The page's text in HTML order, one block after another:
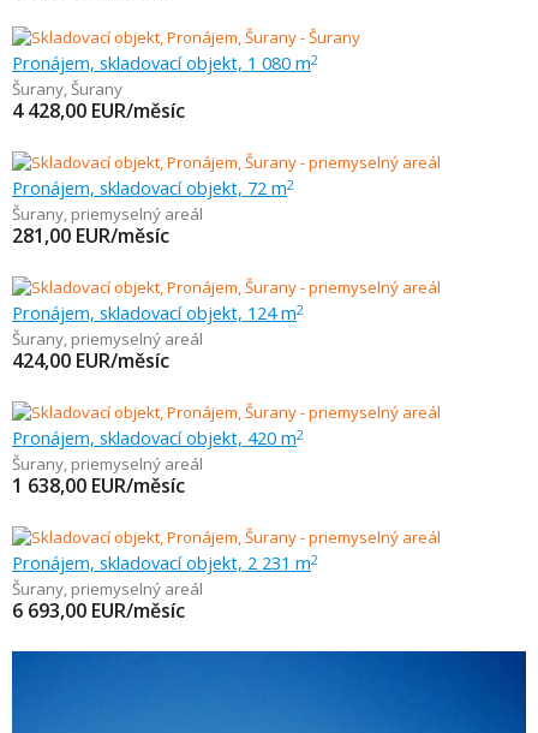
Pronájem, skladovací objekt, 1 080 m2
Šurany,Šurany
4 428,00 EUR/měsíc
Pronájem, skladovací objekt, 72 m2
Šurany, priemyselný areál
281,00 EUR/měsíc
Pronájem, skladovací objekt, 124 m2
Šurany, priemyselný areál
424,00 EUR/měsíc
Pronájem, skladovací objekt, 420 m2
Šurany, priemyselný areál
1 638,00 EUR/měsíc
Pronájem, skladovací objekt, 2 231 m2
Šurany, priemyselný areál
6 693,00 EUR/měsíc